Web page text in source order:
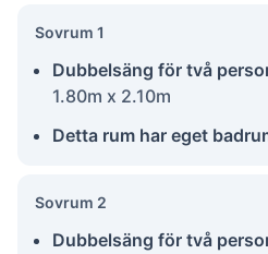
Sovrum 1
Dubbelsäng för två
1.80m x 2.10m
Detta rum har eget
Sovrum 2
Dubbelsäng för två